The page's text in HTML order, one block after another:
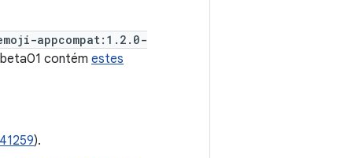
appcompat:1.2.0-
contém estes
).